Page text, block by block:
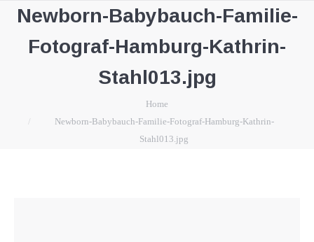
Newborn-Babybauch-Familie-
Fotograf-Hamburg-Kathrin-
Stahl013.jpg
Home
Newborn-Babybauch-Familie-Fotograf-Hamburg-Kathrin-
Stahl013.jpg